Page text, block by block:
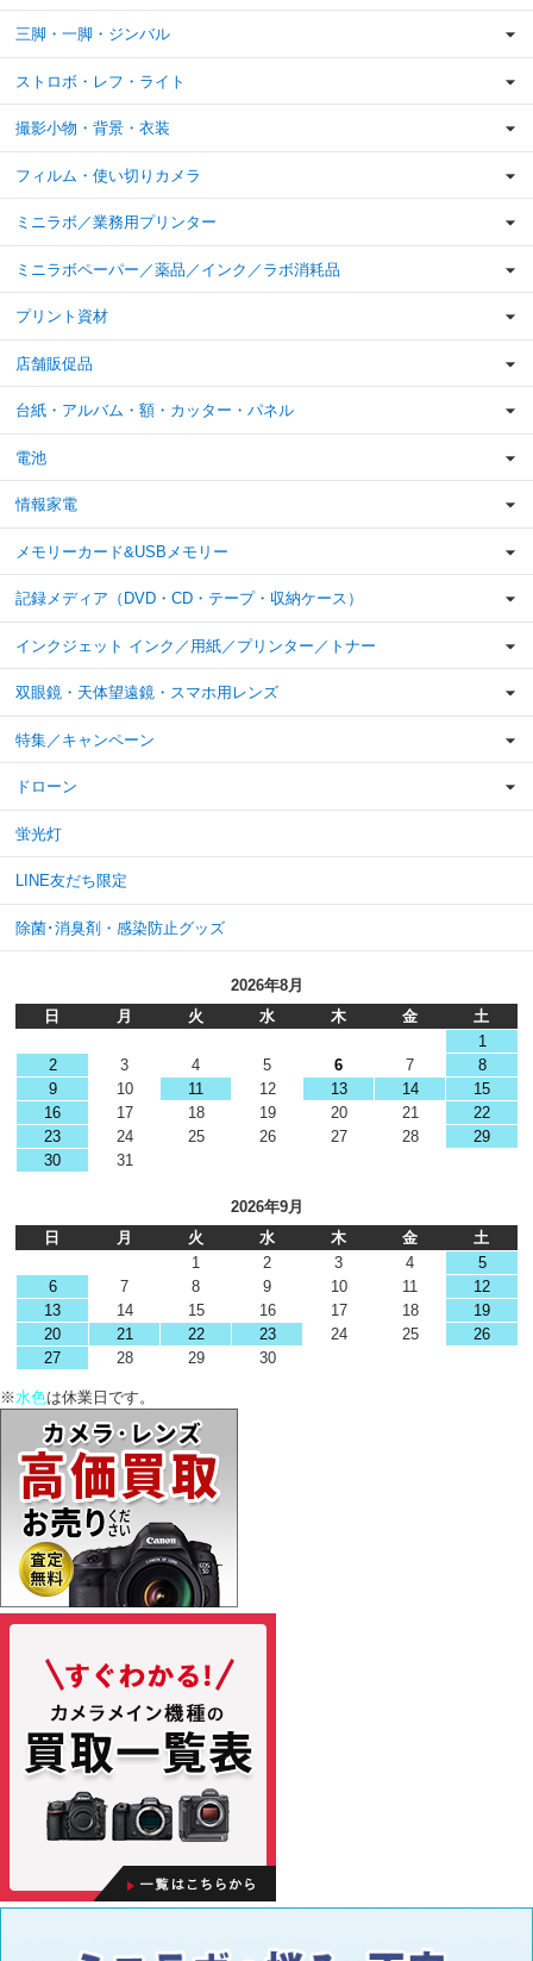
三脚・一脚・ジンバル
ストロボ・レフ・ライト
撮影小物・背景・衣装
フィルム・使い切りカメラ
ミニラボ／業務用プリンター
ミニラボペーパー／薬品／インク／ラボ消耗品
プリント資材
店舗販促品
台紙・アルバム・額・カッター・パネル
電池
情報家電
メモリーカード&USBメモリー
記録メディア（DVD・CD・テープ・収納ケース）
インクジェット インク／用紙／プリンター／トナー
双眼鏡・天体望遠鏡・スマホ用レンズ
特集／キャンペーン
ドローン
蛍光灯
LINE友だち限定
除菌･消臭剤・感染防止グッズ
2026年8月
日
月 火 水 木 金
土
1
2
3 4 5 6 7
8
9
10 11 12 13 14
15
16
17 18 19 20 21
22
23
24 25 26 27 28
29
30
31
2026年9月
日
月 火 水 木 金
土
1
2 3 4
5
6
7 8 9 10 11
12
13
14 15 16 17 18
19
20
21 22 23 24 25
26
27
28 29 30
※水色は休業日です。